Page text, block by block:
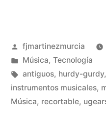
Publicado
por
fjmartinezmurcia
Publicado
en
Música, Tecnología
Etiquetas:
antiguos, hurdy-gurdy,
instrumentos musicales,
Música, recortable,